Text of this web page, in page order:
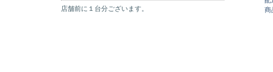
店舗前に１台分ございます。
商